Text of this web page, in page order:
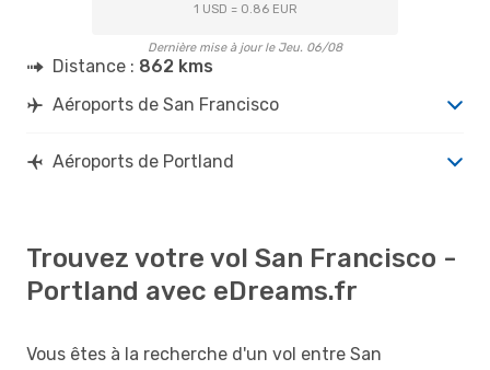
1 USD = 0.86 EUR
Dernière mise à jour le Jeu. 06/08
Distance : 862 kms
Aéroports de San Francisco
Aéroports de Portland
Trouvez votre vol San Francisco -
Portland avec eDreams.fr
Vous êtes à la recherche d'un vol entre San